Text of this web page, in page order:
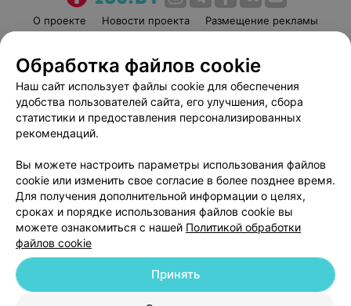
О проекте Новости проекта
Размещение рекламы
Пользовательское соглашение
Способы оплаты
Вакансии
Партнеры
Написать руководителю 103.by
Обработка персональных данных
© 2026 ООО «Артокс Лаб», УНП 191700409
| 220012, Республика Беларусь,
Обработка файлов cookie
Наш сайт использует файлы cookie для обеспечения
удобства пользователей сайта, его улучшения, сбора
статистики и предоставления персонализированных
рекомендаций.
Вы можете настроить параметры использования файлов
cookie или изменить свое согласие в более позднее время.
Для получения дополнительной информации о целях,
сроках и порядке использования файлов cookie вы
можете ознакомиться с нашей Политикой обработки
файлов cookie
Принять